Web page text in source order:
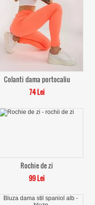
Colanti dama portocaliu
74 Lei
Rochie de zi
99 Lei